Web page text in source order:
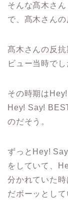
そんな髙木さ
で、髙木さんの
髙木さんの反
ビュー当時でし
その時期は
Hey! Say!
のだそう。
ずっと Hey!
をしていて、
分かれていた
だボーッとして